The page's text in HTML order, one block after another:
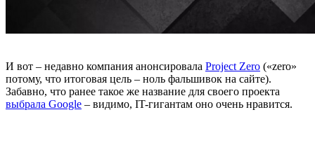
И вот – недавно компания анонсировала Project Zero («zero»
потому, что итоговая цель – ноль фальшивок на сайте).
Забавно, что ранее такое же название для своего проекта
выбрала Google – видимо, IT-гигантам оно очень нравится.